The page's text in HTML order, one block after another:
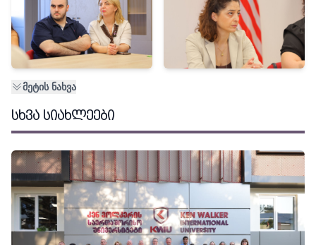
მეტის ნახვა
ᲡᲮᲕᲐ ᲡᲘᲐᲮᲚᲔᲔᲑᲘ